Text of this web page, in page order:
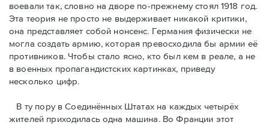
воевали так, словно на дворе по-прежнему стоял 1918 год.
Эта теория не просто не выдерживает никакой критики,
она представляет собой нонсенс. Германия физически не
могла создать армию, которая превосходила бы армии её
противников. Чтобы стало ясно, кто был кем в реале, а не
в военных пропагандистских картинках, приведу
несколько цифр.
В ту пору в Соединённых Штатах на каждых четырёх
жителей приходилась одна машина. Во Франции этот